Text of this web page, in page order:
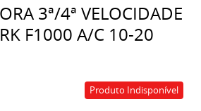
3ª/4ª VELOCIDADE
F1000 A/C 10-20
Produto Indisponível